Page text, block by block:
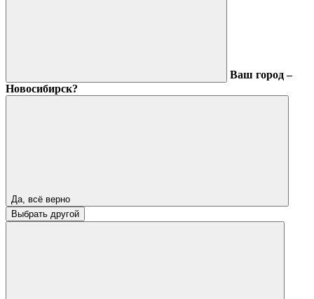
Ваш город –
Новосибирск?
Да, всё верно
Выбрать другой